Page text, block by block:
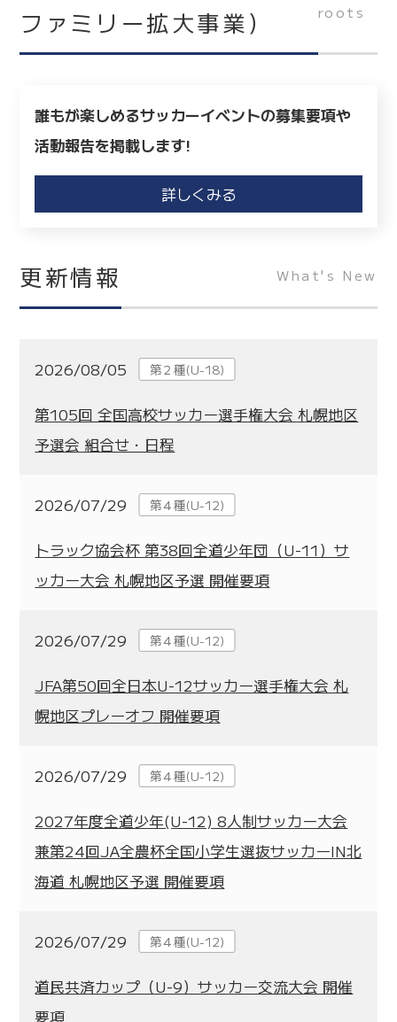
ファミリー拡大事業）
roots
誰もが楽しめるサッカーイベントの募集要項や
活動報告を掲載します!
詳しくみる
更新情報 What's New
2026/08/05 第２種(U-18)
第105回 全国高校サッカー選手権大会 札幌地区
予選会 組合せ・日程
2026/07/29 第４種(U-12)
トラック協会杯 第38回全道少年団（U-11）サ
ッカー大会 札幌地区予選 開催要項
2026/07/29 第４種(U-12)
JFA第50回全日本U-12サッカー選手権大会 札
幌地区プレーオフ 開催要項
2026/07/29 第４種(U-12)
2027年度全道少年(U-12) 8人制サッカー大会
兼第24回JA全農杯全国小学生選抜サッカーIN北
海道 札幌地区予選 開催要項
2026/07/29 第４種(U-12)
道民共済カップ（U-9）サッカー交流大会 開催
要項